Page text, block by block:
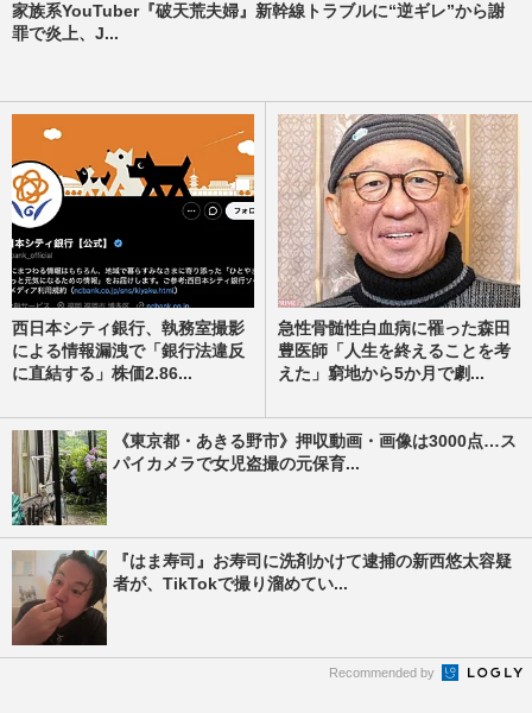
家族系YouTuber『破天荒夫婦』新幹線トラブルに“逆ギレ”から謝
罪で炎上、J...
西日本シティ銀行、執務室撮影
による情報漏洩で「銀行法違反
に直結する」株価2.86...
急性骨髄性白血病に罹った森田
豊医師「人生を終えることを考
えた」窮地から5か月で劇...
《東京都・あきる野市》押収動画・画像は3000点…ス
パイカメラで女児盗撮の元保育...
『はま寿司』お寿司に洗剤かけて逮捕の新西悠太容疑
者が、TikTokで撮り溜めてい...
Recommended by